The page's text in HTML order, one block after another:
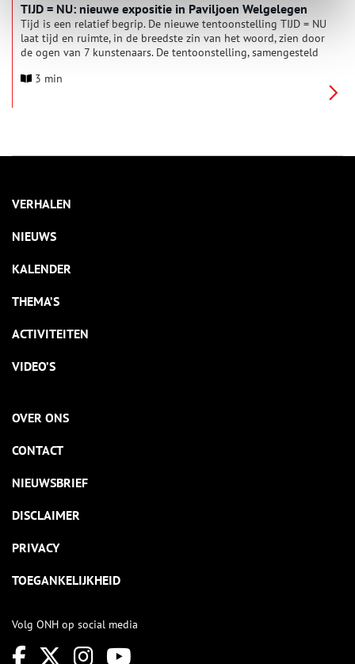
TIJD = NU: nieuwe expositie in Paviljoen Welgelegen
Tijd is een relatief begrip. De nieuwe tentoonstelling TIJD = NU
laat tijd en ruimte, in de breedste zin van het woord, zien door
de ogen van 7 kunstenaars. De tentoonstelling, samengesteld
januari 2024 om 17.00 uur feestelijk geopend in Paviljoen
3 min
VERHALEN
NIEUWS
KALENDER
THEMA’S
ACTIVITEITEN
VIDEO’S
OVER ONS
CONTACT
NIEUWSBRIEF
DISCLAIMER
PRIVACY
TOEGANKELIJKHEID
Volg ONH op social media